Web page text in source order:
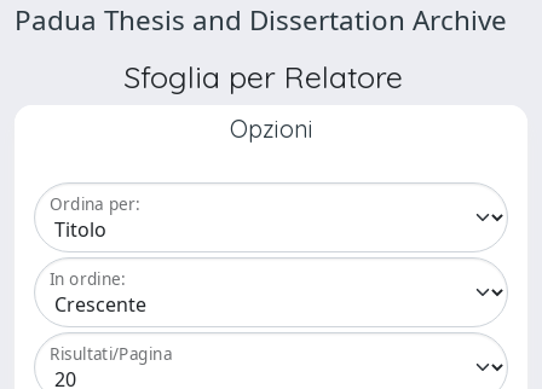
Padua Thesis and Dissertation Archive
Sfoglia per Relatore
Opzioni
Ordina per:
In ordine:
Risultati/Pagina